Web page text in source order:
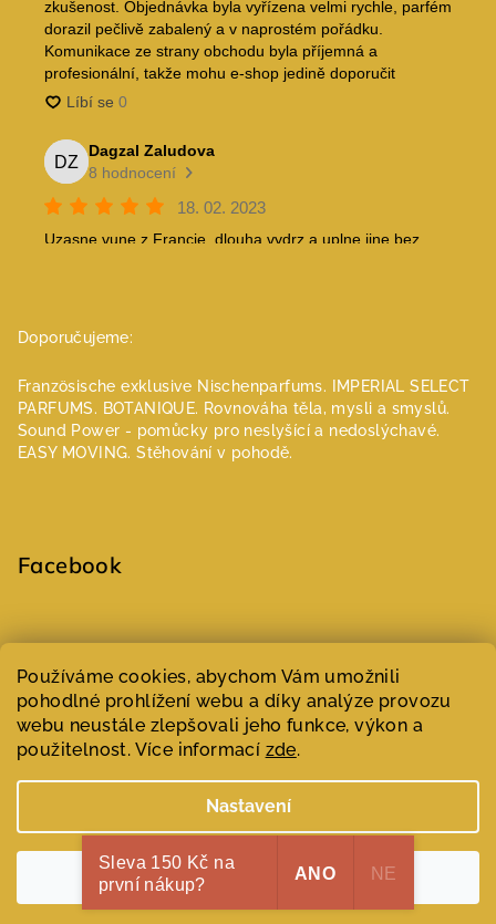
Používáme cookies, abychom Vám umožnili
pohodlné prohlížení webu a díky analýze provozu
webu neustále zlepšovali jeho funkce, výkon a
použitelnost. Více informací zde.
Nastavení
Souhlasím
Doporučujeme:
Französische exklusive Nischenparfums.
IMPERIAL SELECT
PARFUMS. BOTANIQUE. Rovnováha těla, mysli a smyslů.
Sound Power - pomůcky pro neslyšící a nedoslýchavé.
EASY MOVING. Stěhování v pohodě.
Facebook
Copyright 2026Parfumeur | Niche parfémy . Všechna práva
vyhrazena.Upravit nastavení cookies
Sleva 150 Kč na
první nákup?
ANO NE